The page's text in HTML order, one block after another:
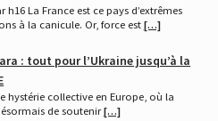
La France est ce pays d’extrêmes
à la canicule. Or, force est […]
: tout pour l’Ukraine jusqu’à la
hystérie collective en Europe, où la
de soutenir[…]